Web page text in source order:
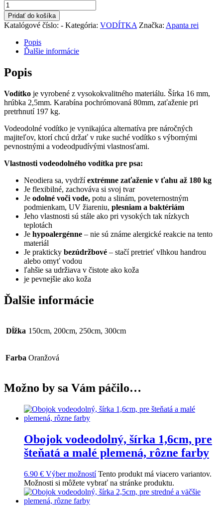
Pridať do košíka
Katalógové číslo: - Kategória: VODÍTKA Značka: Apanta rei
Popis
Ďalšie informácie
Popis
Vodítko je vyrobené z vysokokvalitného materiálu. Šírka 16 mm,
hrúbka 2,5mm. Karabína pochrómovaná 80mm, zaťaženie pri
pretrhnutí 197 kg.
Vodeodolné vodítko je vynikajúca alternatíva pre náročných
majiteľov, ktorí chcú držať v ruke suché vodítko s výbornými
pevnostnými a vodeodpudívými vlastnosťami.
Vlastnosti vodeodolného vodítka pre psa:
Neodiera sa, vydržíextrémne zaťaženie v ťahu až 180 kg
Je flexibilné, zachováva si svoj tvar
Je odolné voči vode, potu a slinám, poveternostným
podmienkam, UV žiareniu, plesniam a baktériám
Jeho vlastnosti sú stále ako pri vysokých tak nízkych
teplotách
Je hypoalergénne – nie sú známe alergické reakcie na tento
materiál
Je prakticky bezúdržbové – stačí pretrieť vlhkou handrou
alebo omyť vodou
ľahšie sa udržiava v čistote ako koža
je pevnejšie ako koža
Ďalšie informácie
Dĺžka 150cm, 200cm, 250cm, 300cm
Farba Oranžová
Možno by sa Vám páčilo…
Obojok vodeodolný, šírka 1,6cm, pre
šteňatá a malé plemená, rôzne farby
6.90 € Výber možností Tento produkt má viacero variantov.
Možnosti si môžete vybrať na stránke produktu.